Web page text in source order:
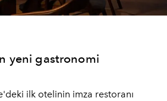
yeni gastronomi
ilk otelinin imza restoranı